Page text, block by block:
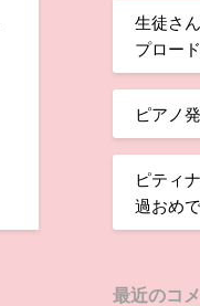
生徒さ
プロー
ピアノ
ピティ
過おめ
最近のコ